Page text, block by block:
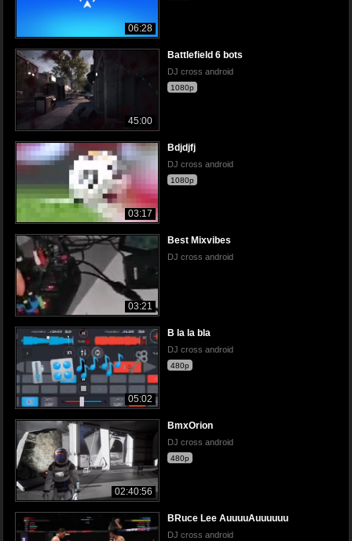
06:28
45:00
Battlefield 6 bots
DJ cross android
1080p
03:17
Bdjdjfj
DJ cross android
1080p
03:21
Best Mixvibes
DJ cross android
05:02
B la la bla
DJ cross android
480p
02:40:56
BmxOrion
DJ cross android
480p
BRuce Lee AuuuuAuuuuuu
DJ cross android